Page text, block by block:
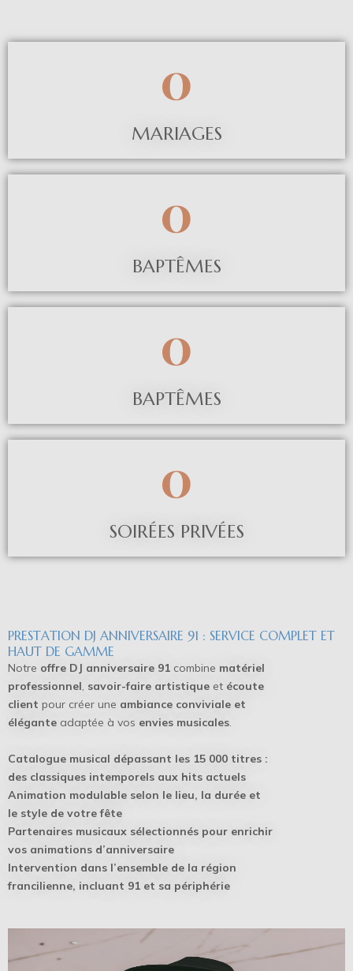
0
MARIAGES
0
BAPTÊMES
0
BAPTÊMES
0
SOIRÉES PRIVÉES
PRESTATION DJ ANNIVERSAIRE 91 : SERVICE COMPLET ET
HAUT DE GAMME
Notre offre DJ anniversaire 91 combine matériel
professionnel, savoir-faire artistique et écoute
client pour créer une ambiance conviviale et
élégante adaptée à vos envies musicales.
Catalogue musical dépassant les 15 000 titres :
des classiques intemporels aux hits actuels
Animation modulable selon le lieu, la durée et
le style de votre fête
Partenaires musicaux sélectionnés pour enrichir
vos animations d’anniversaire
Intervention dans l’ensemble de la région
francilienne, incluant 91 et sa périphérie